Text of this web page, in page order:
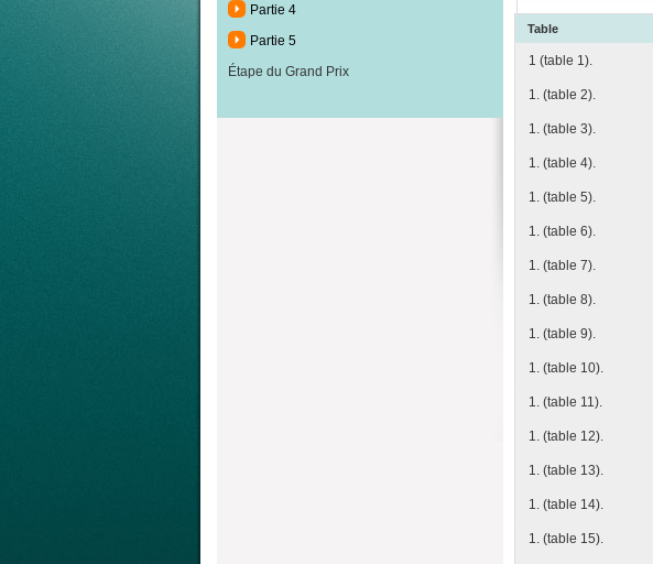
Partie 4
Partie 5
Étape du Grand Prix
Table
1 (table 1).
1. (table 2).
1. (table 3).
1. (table 4).
1. (table 5).
1. (table 6).
1. (table 7).
1. (table 8).
1. (table 9).
1. (table 10).
1. (table 11).
1. (table 12).
1. (table 13).
1. (table 14).
1. (table 15).